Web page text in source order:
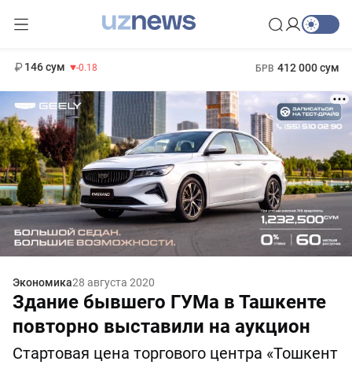
146 сум -0.18 БРВ 412 000 сум
Экономика28 августа 2020
Здание бывшего ГУМа в Ташкенте
повторно выставили на аукцион
Стартовая цена торгового центра «Тошкент